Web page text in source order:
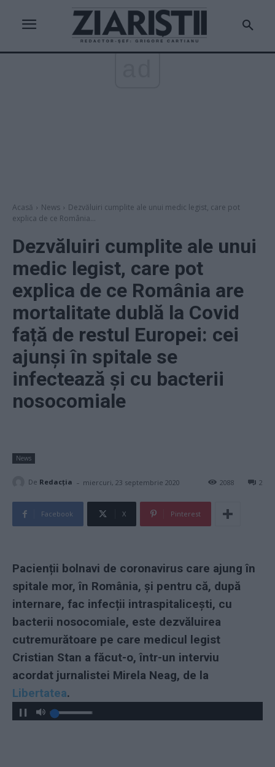
Acasă News
Dezvăluiri cumplite ale unui medic legist, care pot
explica de ce România...
Dezvăluiri cumplite ale unui
medic legist, care pot
explica de ce România are
mortalitate dublă la Covid
față de restul Europei: cei
ajunși în spitale se
infectează și cu bacterii
nosocomiale
News
De Redacţia - miercuri, 23 septembrie 2020 2
2088
Facebook X Pinterest
Pacienții bolnavi de coronavirus care ajung în
spitale mor, în România, și pentru că, după
internare, fac infecții intraspitalicești, cu
bacterii nosocomiale, este dezvăluirea
cutremurătoare pe care medicul legist
Cristian Stan a făcut-o, într-un interviu
acordat jurnalistei Mirela Neag, de la
Libertatea.